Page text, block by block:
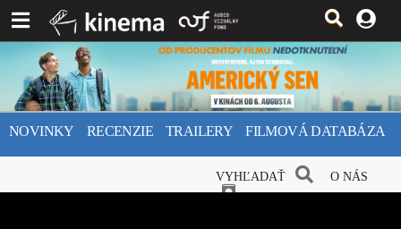
NOVINKY RECENZIE TRAILERY FILMOVÁ DATABÁZA
VYHĽADAŤ O NÁS